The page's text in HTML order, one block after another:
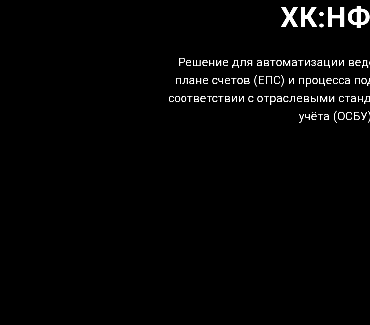
Решение для автоматизации
плане счетов (ЕПС) и процесса
соответствии с отраслевыми
учёта